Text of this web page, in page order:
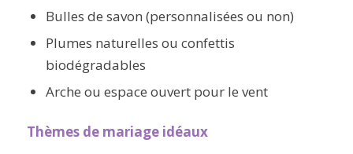
Bulles de savon (personnalisées ou non)
Plumes naturelles ou confettis
biodégradables
Arche ou espace ouvert pour le vent
Thèmes de mariage idéaux